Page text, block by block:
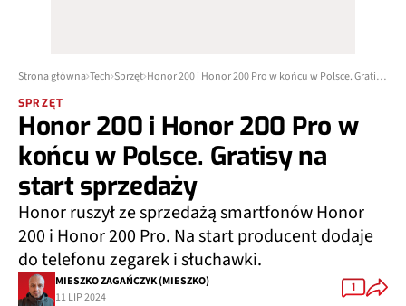
Strona główna Tech Sprzęt Honor 200 i Honor 200 Pro w końcu w Polsce. Gratisy na start sprzedaży
SPRZĘT
Honor 200 i Honor 200 Pro w
końcu w Polsce. Gratisy na
start sprzedaży
Honor ruszył ze sprzedażą smartfonów Honor
200 i Honor 200 Pro. Na start producent dodaje
do telefonu zegarek i słuchawki.
MIESZKO ZAGAŃCZYK (MIESZKO)
11 LIP 2024
1